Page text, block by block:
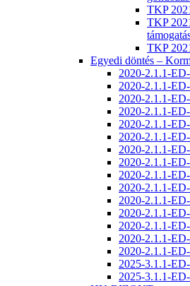
TKP
TKP
TKP
Egyedi döntés –
2020-2.1.1-
2020-2.1.1-
2020-2.1.1-
2020-2.1.1-
2020-2.1.1-
2020-2.1.1-
2020-2.1.1-
2020-2.1.1-
2020-2.1.1-
2020-2.1.1-
2020-2.1.1-
2020-2.1.1-
2020-2.1.1-
2020-2.1.1-
2020-2.1.1-
2025-3.1.1-
2025-3.1.1-